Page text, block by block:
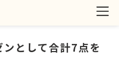
として合計7点を